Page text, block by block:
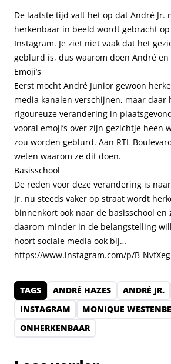
De laatste tijd valt het op dat André Jr.
herkenbaar in beeld wordt gebracht
Instagram. Je ziet niet vaak dat het
geblurd is, dus waarom doen André
Emoji’s
Eerst mocht André Junior gewoon
media kanalen verschijnen, maar daar
rigoureuze verandering in
vooral emoji’s over zijn gezichtje heen
zou worden geblurd. Aan RTL
weten waarom ze dit doen.
Basisschool
De reden voor deze verandering is
Jr. nu steeds vaker op straat wordt
binnenkort ook naar de basisschool en
daarom minder in de belangstelling
hoort sociale media ook bij…
https://www.instagram.com/p/B-
TAGS ANDRÉ HAZES ANDRÉ JR.
INSTAGRAM
MONIQUE
ONHERKENBAAR